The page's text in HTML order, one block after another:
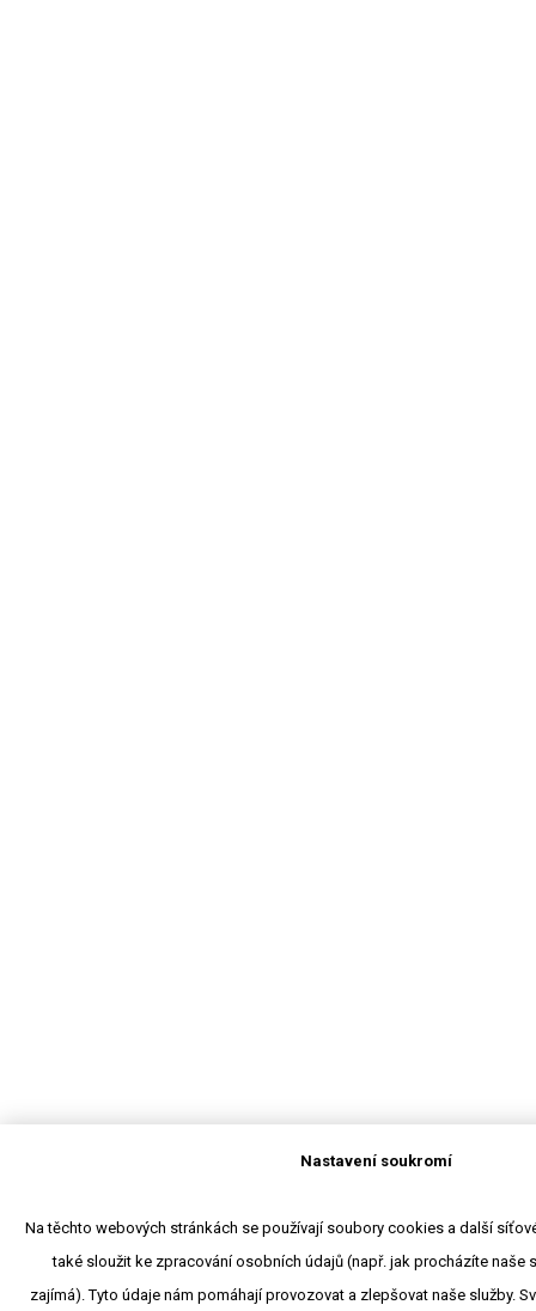
Nastavení soukromí
Na těchto webových stránkách se používají soubory cookies a další
také sloužit ke zpracování osobních údajů (např. jak procházíte naše
zajímá). Tyto údaje nám pomáhají provozovat a zlepšovat naše služby.